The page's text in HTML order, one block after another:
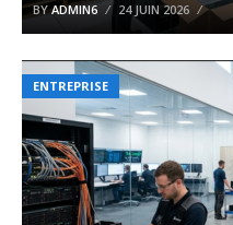
BYADMIN6 24 JUIN 2026
ENTREPRISE